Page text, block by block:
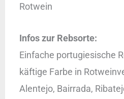
Rotwein
Infos zur Rebsorte:
Einfache portugiesische
käftige Farbe in
Alentejo, Bairrada,